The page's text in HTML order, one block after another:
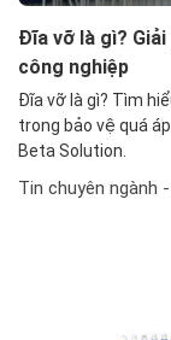
Đĩa vỡ là gì?
công nghiệp
Đĩa vỡ là gì? Tìm
trong bảo vệ quá
Beta Solution.
Tin chuyên ngành